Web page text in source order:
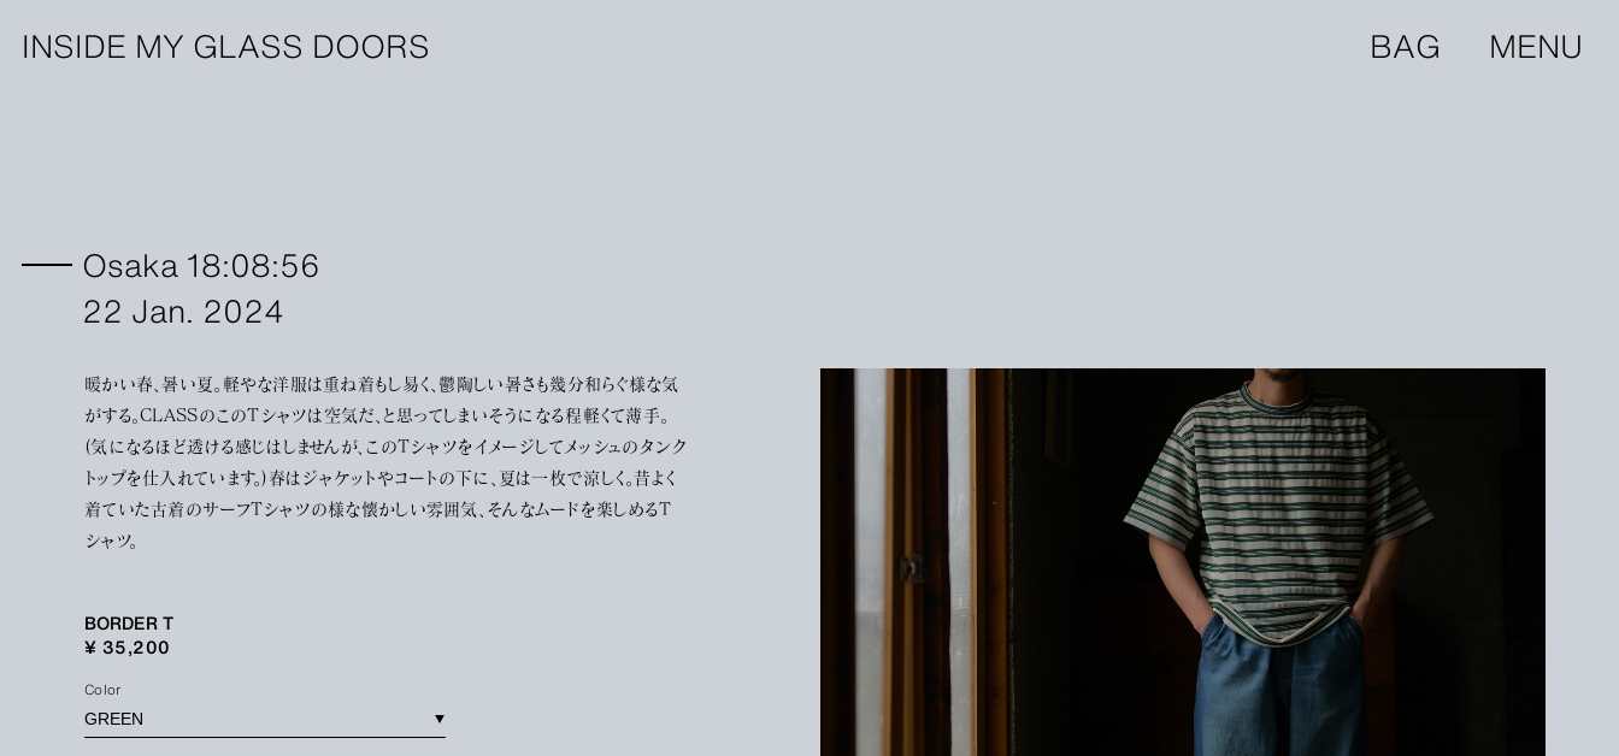
INSIDE MY GLASS DOORS BAG MENU
Osaka 18:08:56
22 Jan. 2024
暖かい春、暑い夏。軽やな洋服は重ね着もし易く、鬱陶しい暑さも幾分和らぐ様な気
がする。CLASSのこのTシャツは空気だ、と思ってしまいそうになる程軽くて薄手。
(気になるほど透ける感じはしませんが、このTシャツをイメージしてメッシュのタンク
トップを仕入れています。)春はジャケットやコートの下に、夏は一枚で涼しく。昔よく
着ていた古着のサーフTシャツの様な懐かしい雰囲気、そんなムードを楽しめるT
シャツ。
BORDER T
¥ 35,200
Color